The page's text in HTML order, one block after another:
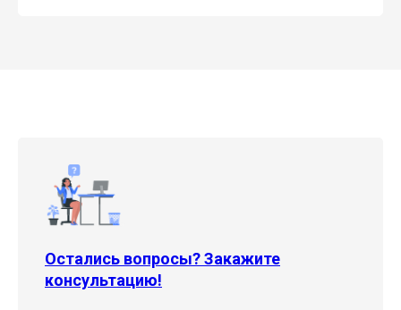
Остались вопросы? Закажите
консультацию!